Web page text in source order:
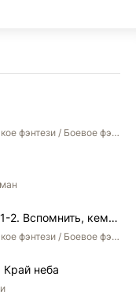
Попаданцы / Приключенческое фэнтези / Боевое фэнтези
Незаконный наследник 1-2. Вспомнить, кем был. Стать собой. Остаться собой
Попаданцы / Приключенческое фэнтези / Боевое фэнтези / Юмористическое фэнтези
неба